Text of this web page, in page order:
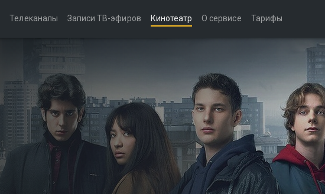
Телеканалы Записи ТВ-эфиров Кинотеатр О сервисе Тарифы